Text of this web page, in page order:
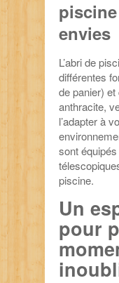
envies
L’abri de
différentes
de panier)
anthracite,
l’adapter à
sont
piscine.
Un
pour